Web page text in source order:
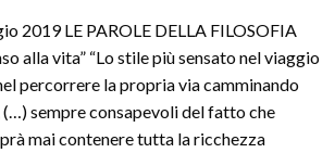
2019 LE PAROLE DELLA FILOSOFIA
alla vita” “Lo stile più sensato nel viaggio
percorrere la propria via camminando
(…) sempre consapevoli del fatto che
mai contenere tutta la ricchezza